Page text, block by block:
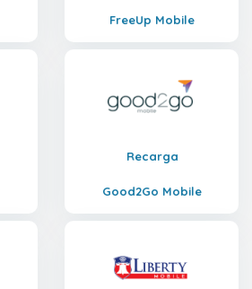
FreeUp Mobile
Recarga
Good2Go Mobile